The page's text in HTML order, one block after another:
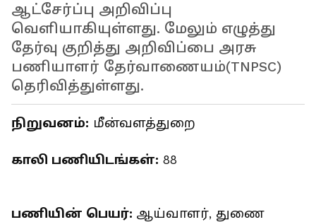
ஆட்சேர்ப்பு அறிவிப்பு
வெளியாகியுள்ளது. மேலும் எழுத்து
தேர்வு குறித்து அறிவிப்பை அரசு
பணியாளர் தேர்வாணையம்(TNPSC)
தெரிவித்துள்ளது.
நிறுவனம்: மீன்வளத்துறை
காலி பணியிடங்கள்: 88
பணியின் பெயர்: ஆய்வாளர், துணை